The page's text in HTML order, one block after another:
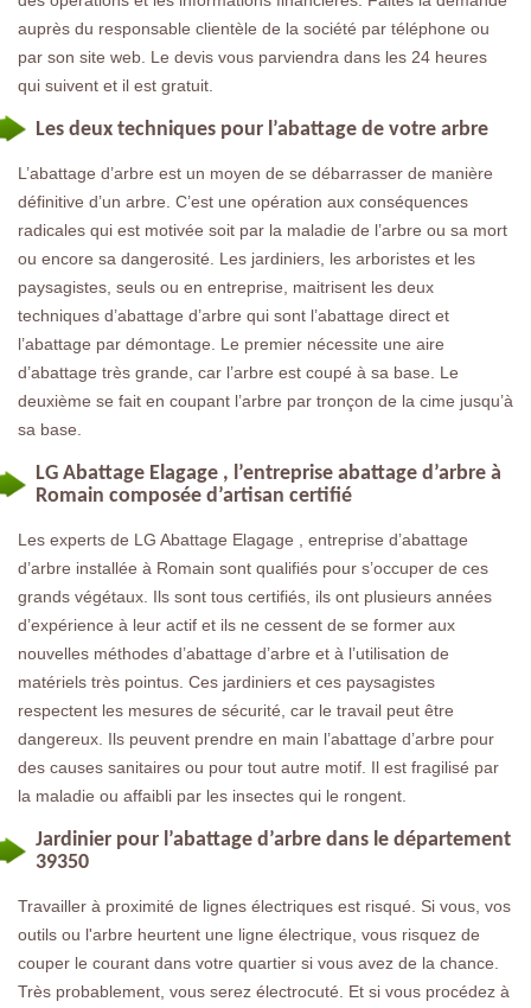
auprès du responsable clientèle de la société par téléphone ou
par son site web. Le devis vous parviendra dans les 24 heures
qui suivent et il est gratuit.
Les deux techniques pour l’abattage de votre arbre
L’abattage d’arbre est un moyen de se débarrasser de manière
définitive d’un arbre. C’est une opération aux conséquences
radicales qui est motivée soit par la maladie de l’arbre ou sa mort
ou encore sa dangerosité. Les jardiniers, les arboristes et les
paysagistes, seuls ou en entreprise, maitrisent les deux
techniques d’abattage d’arbre qui sont l’abattage direct et
l’abattage par démontage. Le premier nécessite une aire
d’abattage très grande, car l’arbre est coupé à sa base. Le
deuxième se fait en coupant l’arbre par tronçon de la cime jusqu’à
sa base.
LG Abattage Elagage , l’entreprise abattage d’arbre à
Romain composée d’artisan certifié
Les experts de LG Abattage Elagage , entreprise d’abattage
d’arbre installée à Romain sont qualifiés pour s’occuper de ces
grands végétaux. Ils sont tous certifiés, ils ont plusieurs années
d’expérience à leur actif et ils ne cessent de se former aux
nouvelles méthodes d’abattage d’arbre et à l’utilisation de
matériels très pointus. Ces jardiniers et ces paysagistes
respectent les mesures de sécurité, car le travail peut être
dangereux. Ils peuvent prendre en main l’abattage d’arbre pour
des causes sanitaires ou pour tout autre motif. Il est fragilisé par
la maladie ou affaibli par les insectes qui le rongent.
Jardinier pour l’abattage d’arbre dans le département
39350
Travailler à proximité de lignes électriques est risqué. Si vous, vos
outils ou l'arbre heurtent une ligne électrique, vous risquez de
couper le courant dans votre quartier si vous avez de la chance.
Très probablement, vous serez électrocuté. Et si vous procédez à